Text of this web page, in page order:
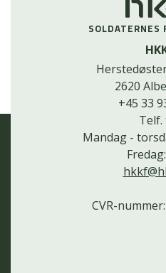
SOLDATERNES
2620
+45 33
Telf.
Mandag -
CVR-